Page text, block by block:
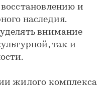
и
наследия.
внимание
так и
жилого комплекса